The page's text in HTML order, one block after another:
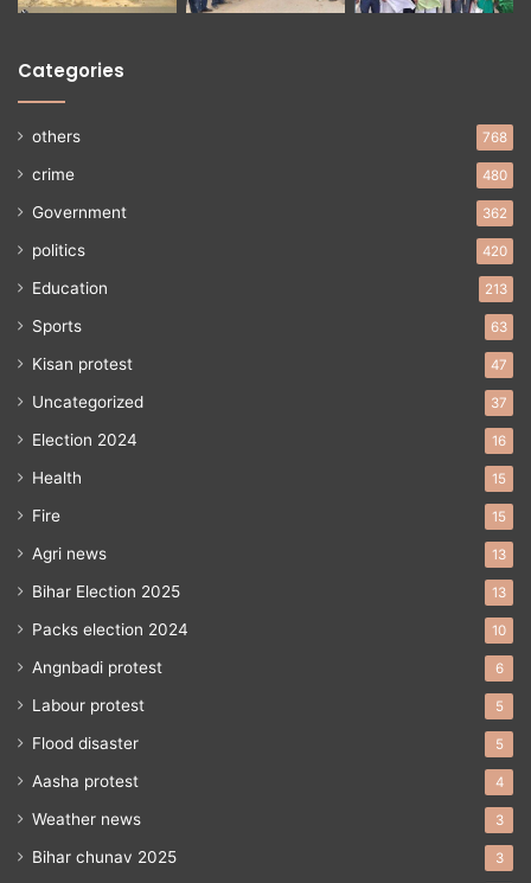
Categories
others 768
crime 480
Government 362
politics 420
Education 213
Sports 63
Kisan protest 47
Uncategorized 37
Election 2024 16
Health 15
Fire 15
Agri news 13
Bihar Election 2025 13
Packs election 2024 10
Angnbadi protest 6
Labour protest 5
Flood disaster 5
Aasha protest 4
Weather news 3
Bihar chunav 2025 3